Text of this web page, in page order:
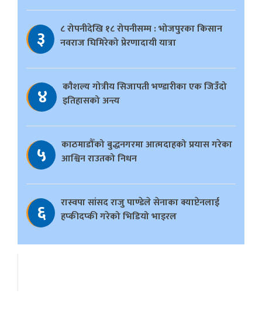
३
८ रोपनीदेखि १८ रोपनीसम्म : भोजपुरका किसान
नवराज घिमिरेको प्रेरणादायी यात्रा
४
काैशल्य गोत्रीय सिजापती भण्डारीका एक जिउँदो
इतिहासको अन्त्य
५
काठमाडौँको बुद्धनगरमा आत्मदाहको प्रयास गरेका
आश्विन राउतको निधन
६
रास्वपा सांसद राजु पाण्डेले सेनाका क्याप्टेनलाई
हप्कीदप्की गरेको भिडियो भाइरल